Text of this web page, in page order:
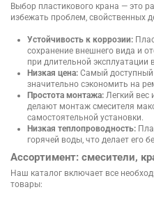
Выбор пластикового крана — это
избежать проблем, свойственных
Устойчивость к коррозии:
сохранение внешнего вида и
при длительной
Низкая цена: Самый доступный
значительно сэкономить на
Простота монтажа: Легкий вес
делают монтаж смесителя
самостоятельной установки.
Низкая теплопроводность:
горячей воды, что делает его
Ассортимент: смесители,
Наш каталог включает все
товары: